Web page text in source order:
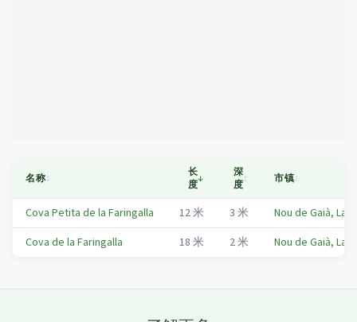
名称↕
长
度↓
深
度↕ 市镇↕
Cova Petita de la Faringalla 12米 3 米
Nou de Gaià, La
Cova de la Faringalla
18 米 2米 Nou de Gaià, La